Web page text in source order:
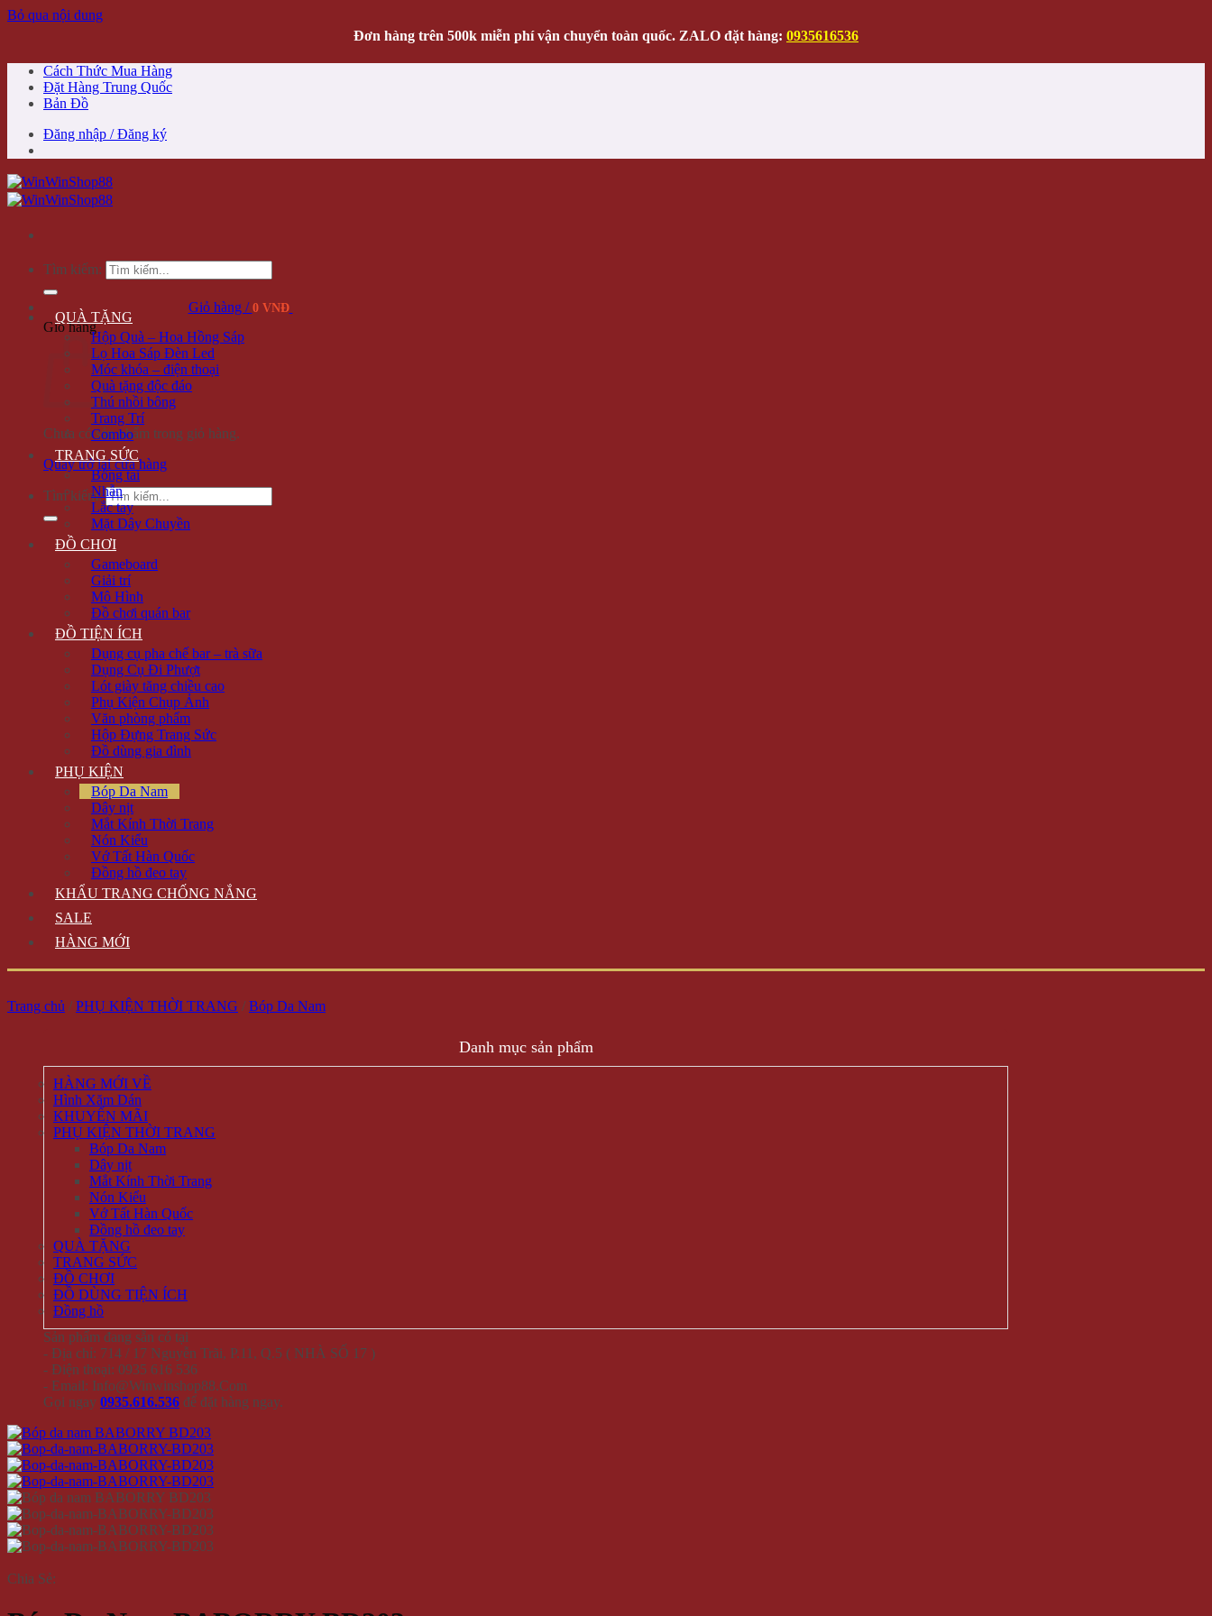
Bỏ qua nội dung
Đơn hàng trên 500k miễn phí vận chuyển toàn quốc. ZALO đặt hàng: 0935616536
Cách Thức Mua Hàng
Đặt Hàng Trung Quốc
Bản Đồ
Đăng nhập / Đăng ký
Tìm kiếm:
Giỏ hàng / 0 VNĐ
Giỏ hàng
Chưa có sản phẩm trong giỏ hàng.
Quay trở lại cửa hàng
Tìm kiếm:
QUÀ TẶNG
Hộp Quà – Hoa Hồng Sáp
Lọ Hoa Sáp Đèn Led
Móc khóa – điện thoại
Quà tặng độc đáo
Thú nhồi bông
Trang Trí
Combo
TRANG SỨC
Bông tai
Nhẫn
Lắc tay
Mặt Dây Chuyền
ĐỒ CHƠI
Gameboard
Giải trí
Mô Hình
Đồ chơi quán bar
ĐỒ TIỆN ÍCH
Dụng cụ pha chế bar – trà sữa
Dụng Cụ Đi Phượt
Lót giày tăng chiều cao
Phụ Kiện Chụp Ảnh
Văn phòng phẩm
Hộp Đựng Trang Sức
Đồ dùng gia đình
PHỤ KIỆN
Bóp Da Nam
Dây nịt
Mắt Kính Thời Trang
Nón Kiểu
Vớ Tất Hàn Quốc
Đồng hồ đeo tay
KHẨU TRANG CHỐNG NẮNG
SALE
HÀNG MỚI
Trang chủ / PHỤ KIỆN THỜI TRANG / Bóp Da Nam
Danh mục sản phẩm
HÀNG MỚI VỀ
Hình Xăm Dán
KHUYẾN MÃI
PHỤ KIỆN THỜI TRANG
Bóp Da Nam
Dây nịt
Mắt Kính Thời Trang
Nón Kiểu
Vớ Tất Hàn Quốc
Đồng hồ đeo tay
QUÀ TẶNG
TRANG SỨC
ĐỒ CHƠI
ĐỒ DÙNG TIỆN ÍCH
Đồng hồ
Sản phẩm đang sẵn có tại
- Địa chỉ: 714 / 17 Nguyễn Trãi, P.11, Q.5 ( NHÀ SỐ 17 )
- Điện thoại: 0935 616 536
- Email: Info@Winwinshop88.Com
Gọi ngay 0935.616.536 để đặt hàng ngay.
Chia Sẻ: